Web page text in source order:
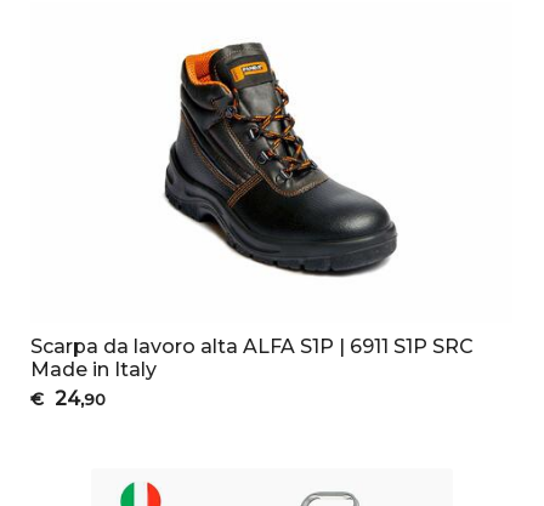
Scarpa da lavoro alta ALFA S1P | 6911 S1P SRC
Made in Italy
€ 24,90